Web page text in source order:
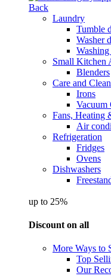
Back
Laundry
Tumble
Washer
Small Kitchen
Blenders
Care and
Irons
Vacuum
Fans, Heating
Air
Refrigeration
Fridges
Ovens
Dishwashers
up to 25%
Discount on all
More Ways to
Top
Our